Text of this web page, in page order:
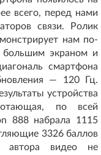
всего, перед нами
связи. Ролик
нам по-
большим экраном и
смартфона
— 120 Гц.
устройства
по всей
888 набрала 1115
3326 баллов
автора видео не